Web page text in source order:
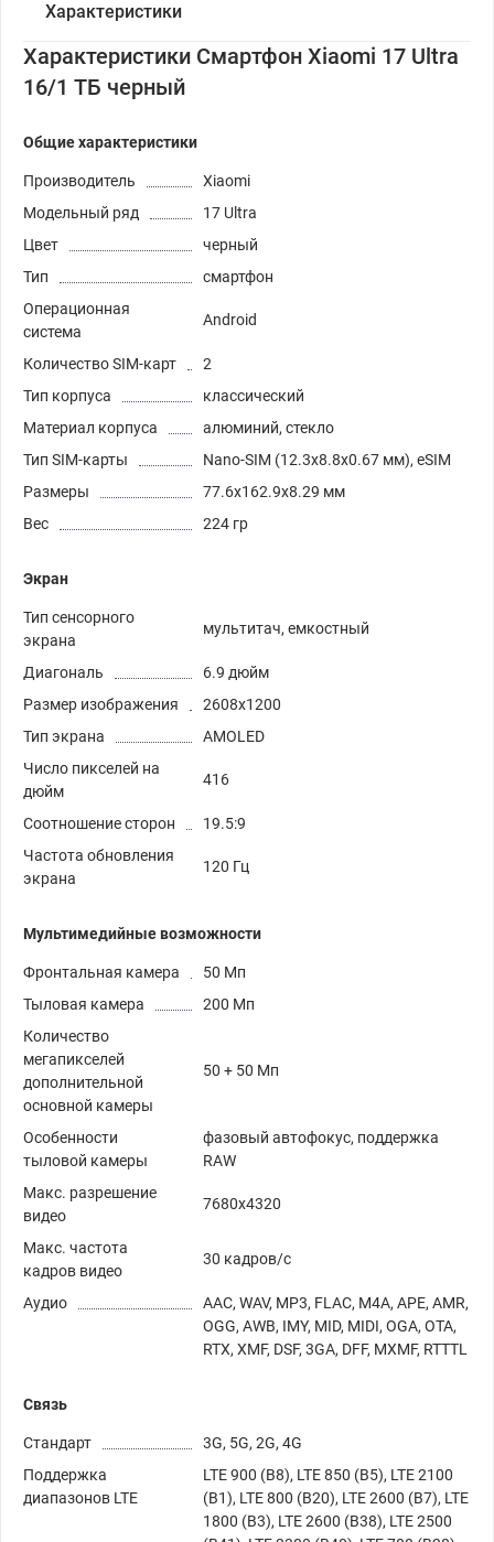
Характеристики
Характеристики Смартфон Xiaomi 17 Ultra
16/1 ТБ черный
Общие характеристики
Производитель
Xiaomi
Модельный ряд
17 Ultra
Цвет
черный
Тип
смартфон
Операционная
система
Android
Количество SIM-карт
2
Тип корпуса
классический
Материал корпуса
алюминий, стекло
Тип SIM-карты
Nano-SIM (12.3x8.8x0.67 мм), eSIM
Размеры
77.6x162.9x8.29 мм
Вес
224 гр
Экран
Тип сенсорного
экрана
мультитач, емкостный
Диагональ
6.9 дюйм
Размер изображения
2608x1200
Тип экрана
AMOLED
Число пикселей на
дюйм
416
Соотношение сторон
19.5:9
Частота обновления
экрана
120 Гц
Мультимедийные возможности
Фронтальная камера
50 Мп
Тыловая камера
200 Мп
Количество
мегапикселей
дополнительной
основной камеры
50 + 50 Мп
Особенности
тыловой камеры
фазовый автофокус, поддержка
RAW
Макс. разрешение
видео
7680x4320
Макс. частота
кадров видео
30 кадров/с
Аудио
AAC, WAV, MP3, FLAC, M4A, APE, AMR,
OGG, AWB, IMY, MID, MIDI, OGA, OTA,
RTX, XMF, DSF, 3GA, DFF, MXMF, RTTTL
Связь
Стандарт
3G, 5G, 2G, 4G
Поддержка
диапазонов LTE
LTE 900 (B8), LTE 850 (B5), LTE 2100
(B1), LTE 800 (B20), LTE 2600 (B7), LTE
1800 (B3), LTE 2600 (B38), LTE 2500